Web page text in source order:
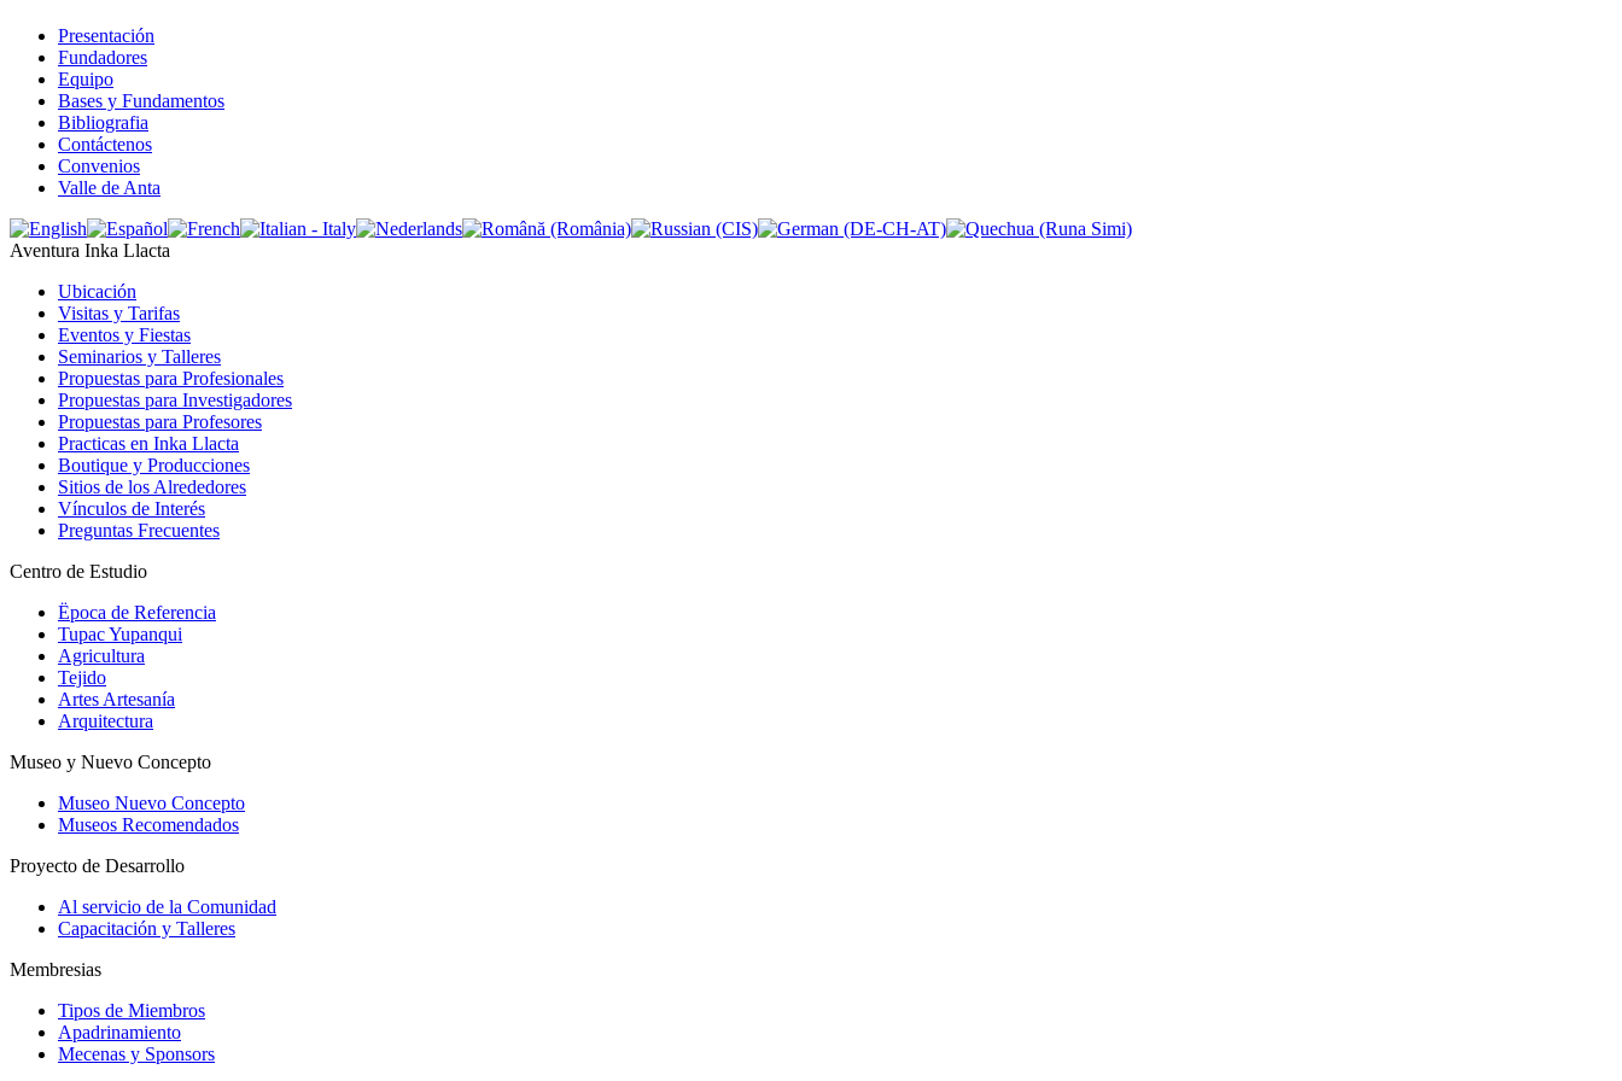
Presentación
Fundadores
Equipo
Bases y Fundamentos
Bibliografia
Contáctenos
Convenios
Valle de Anta
Aventura Inka Llacta
Ubicación
Visitas y Tarifas
Eventos y Fiestas
Seminarios y Talleres
Propuestas para Profesionales
Propuestas para Investigadores
Propuestas para Profesores
Practicas en Inka Llacta
Boutique y Producciones
Sitios de los Alrededores
Vínculos de Interés
Preguntas Frecuentes
Centro de Estudio
Ëpoca de Referencia
Tupac Yupanqui
Agricultura
Tejido
Artes Artesanía
Arquitectura
Museo y Nuevo Concepto
Museo Nuevo Concepto
Museos Recomendados
Proyecto de Desarrollo
Al servicio de la Comunidad
Capacitación y Talleres
Membresias
Tipos de Miembros
Apadrinamiento
Mecenas y Sponsors